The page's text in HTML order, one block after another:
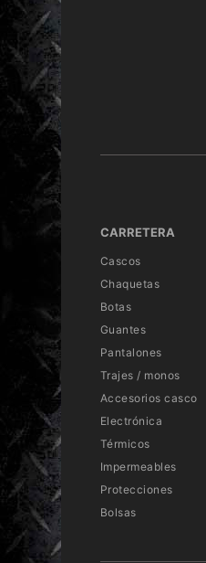
CARRETERA
Cascos
Chaquetas
Botas
Guantes
Pantalones
Trajes / monos
Accesorios casco
Electrónica
Térmicos
Impermeables
Protecciones
Bolsas